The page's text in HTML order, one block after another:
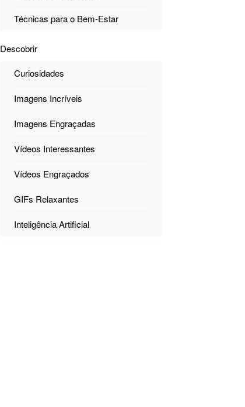
Técnicas para o Bem-Estar
Descobrir
Curiosidades
Imagens Incríveis
Imagens Engraçadas
Vídeos Interessantes
Vídeos Engraçados
GIFs Relaxantes
Inteligência Artificial